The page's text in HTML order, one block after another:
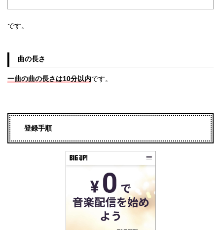
です。
曲の長さ
一曲の曲の長さは10分以内です。
登録手順